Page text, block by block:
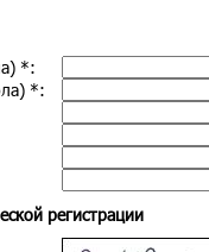
*:
*:
регистрации